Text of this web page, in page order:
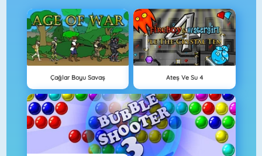
Çağlar Boyu Savaş Ateş Ve Su 4